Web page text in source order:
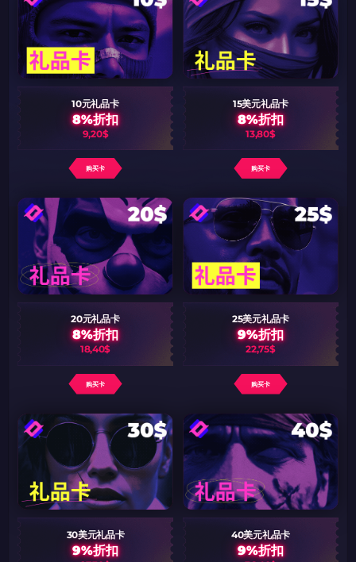
带上你的促销代码
只需抓取区域并将促销代码复制到剪贴板
2024LONG
如何使用促销代码
复制到剪贴板
如何使用促销代码
带上你的促销代码
如何使用促销代码
带上你的促销代码
由KARRIGAN倾情推荐
团队 THE MONGOLZ
CS2CODES.CN社区与电子竞技
10元礼品卡
8%折扣
9,20$
购买卡
15美元礼品卡
8%折扣
13,80$
购买卡
20元礼品卡
8%折扣
18,40$
购买卡
25美元礼品卡
9%折扣
22,75$
购买卡
30美元礼品卡
9%折扣
40美元礼品卡
9%折扣